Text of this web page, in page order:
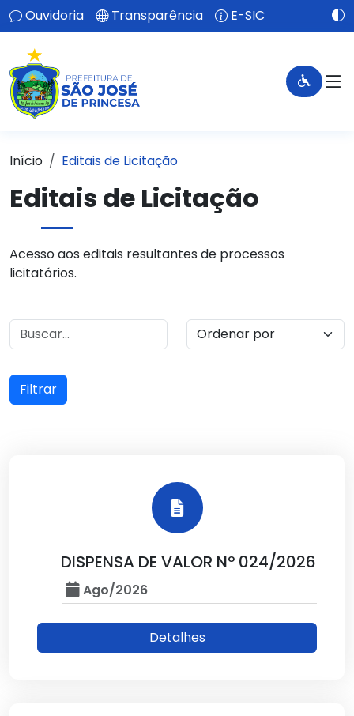
Ouvidoria Transparência E-SIC
Início Editais de Licitação
Editais de Licitação
Acesso aos editais resultantes de processos
licitatórios.
Filtrar
DISPENSA DE VALOR Nº 024/2026
Ago/2026
Detalhes